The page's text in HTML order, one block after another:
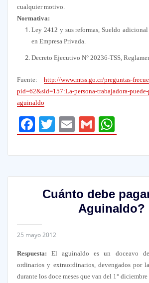
cualquier motivo.
Normativa:
Ley 2412 y sus reformas, Sueldo
en Empresa Privada.
Decreto Ejecutivo N° 20236-TSS,
Fuente:http://www.mtss.go.cr/preguntas-
pid=62&sid=157:La-persona-trabajadora-
aguinaldo
Facebook
Twitter
Email
Gmail
Cuánto debe
Aguinaldo?
25 mayo 2012
Respuesta:El aguinaldo es un doceavo
ordinarios y extraordinarios, devengados por
durante los doce meses que van del 1°